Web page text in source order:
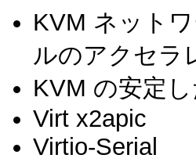
KVM ネット
ルのアクセラ
KVM の安定
Virt x2apic
Virtio-Serial